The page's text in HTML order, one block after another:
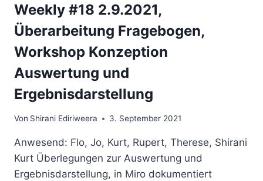
Weekly #18 2.9.2021,
Überarbeitung Fragebogen,
Workshop Konzeption
Auswertung und
Ergebnisdarstellung
Von Shirani Ediriweera 3. September 2021
Anwesend: Flo, Jo, Kurt, Rupert, Therese, Shirani
Kurt Überlegungen zur Auswertung und
Ergebnisdarstellung, in Miro dokumentiert